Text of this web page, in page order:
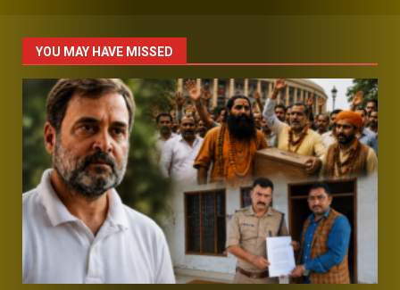
YOU MAY HAVE MISSED